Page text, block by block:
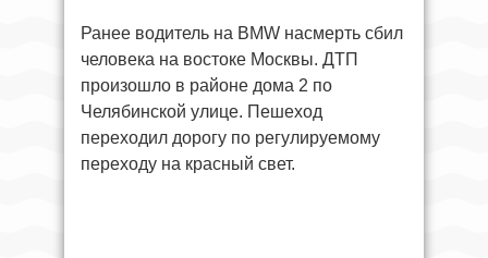
Ранее водитель на BMW насмерть сбил
человека на востоке Москвы. ДТП
произошло в районе дома 2 по
Челябинской улице. Пешеход
переходил дорогу по регулируемому
переходу на красный свет.